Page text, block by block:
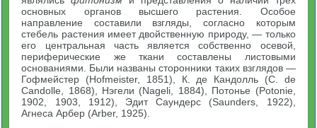
основных органов высшего растения. Особое
направление составили взгляды, согласно которым
стебель растения имеет двойственную природу, — только
его центральная часть является собственно осевой,
периферические же ткани составлены листовыми
основаниями. Были названы сторонники таких взглядов —
Гофмейстер (Hofmeister, 1851), К. де Кандолль (С. de
Candolle, 1868), Нэгели (Nageli, 1884), Потонье (Potonie,
1902, 1903, 1912), Эдит Саундерс (Saunders, 1922),
Агнеса Арбер (Arber, 1925).